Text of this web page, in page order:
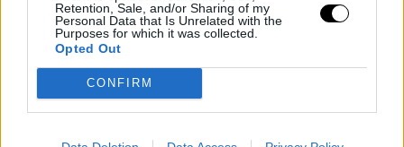
Retention, Sale, and/or Sharing of my
Personal Data that Is Unrelated with the
Purposes for which it was collected.
Opted Out
CONFIRM
Charlotte Tilbury Refillable Magic Night Moisturizer with
Retinol:Mια έντονη, πλούσια σύνθεση που φροντίζει το δέρμα
σας με ισχυρά συστατικά που καταπολεμούν τα σημάδια